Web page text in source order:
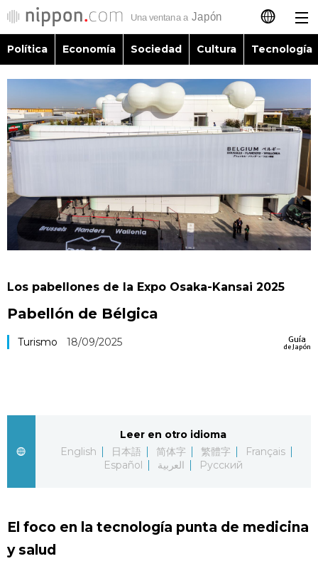
日本語
English
简体字
繁體字
Français
العربية
Política
Sociedad
Vida
Vídeos e imágenes
En profundidad
Noticias
Política Economía Sociedad Cultura Tecnología
Los pabellones de la Expo Osaka-Kansai 2025
Pabellón de Bélgica
Guía
de Japón
Turismo 18/09/2025
Leer en otro idioma
English
日本語 简体字 繁體字
Français
Español
العربية Русский
El foco en la tecnología punta de medicina
y salud